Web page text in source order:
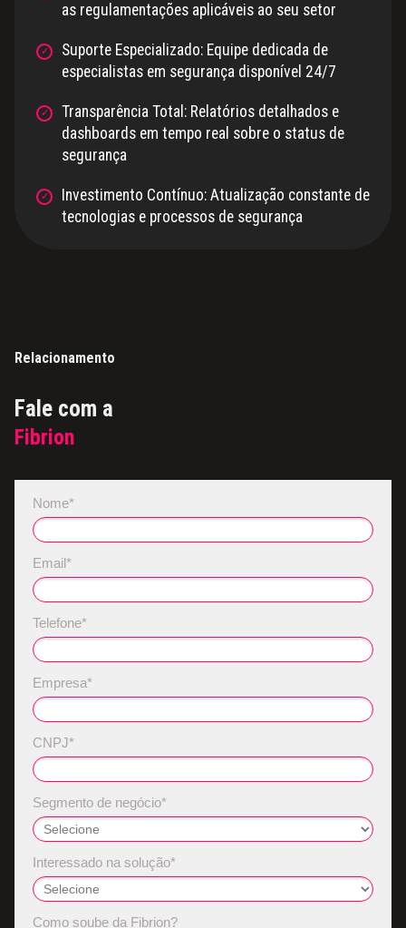
as regulamentações aplicáveis ao seu setor
Suporte Especializado: Equipe dedicada de
especialistas em segurança disponível 24/7
Transparência Total: Relatórios detalhados e
dashboards em tempo real sobre o status de
segurança
Investimento Contínuo: Atualização constante de
tecnologias e processos de segurança
Relacionamento
Fale com a
Fibrion
Nome*
Email*
Telefone*
Empresa*
CNPJ*
Segmento de negócio*
Interessado na solução*
Como soube da Fibrion?